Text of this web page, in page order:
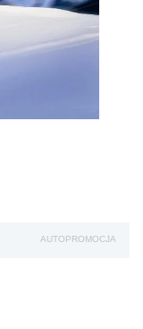
AUTOPROMOCJA